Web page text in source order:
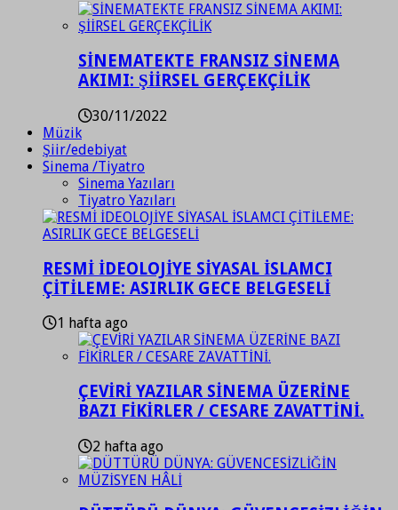
SİNEMATEKTE FRANSIZ SİNEMA
AKIMI: ŞİİRSEL GERÇEKÇİLİK
30/11/2022
Müzik
Şiir/edebiyat
Sinema /Tiyatro
Sinema Yazıları
Tiyatro Yazıları
RESMİ İDEOLOJİYE SİYASAL İSLAMCI
ÇİTİLEME: ASIRLIK GECE BELGESELİ
1 hafta ago
ÇEVİRİ YAZILAR SİNEMA ÜZERİNE
BAZI FİKİRLER / CESARE ZAVATTİNİ.
2 hafta ago